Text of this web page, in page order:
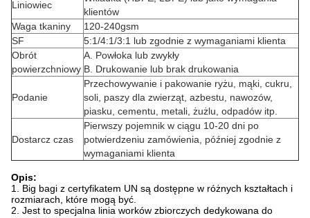
Liniowiec
klientów
Waga tkaniny
120-240gsm
SF
5:1/4:1/3:1 lub zgodnie z wymaganiami klienta
Obrót
powierzchniowy
A. Powłoka lub zwykły
B. Drukowanie lub brak drukowania
Podanie
Przechowywanie i pakowanie ryżu, mąki, cukru,
soli, paszy dla zwierząt, azbestu, nawozów,
piasku, cementu, metali, żużlu, odpadów itp.
Dostarcz czas
Pierwszy pojemnik w ciągu 10-20 dni po
potwierdzeniu zamówienia, później zgodnie z
wymaganiami klienta
Opis:
1. Big bagi z certyfikatem UN są dostępne w różnych kształtach i
rozmiarach, które mogą być.
2. Jest to specjalna linia worków zbiorczych dedykowana do